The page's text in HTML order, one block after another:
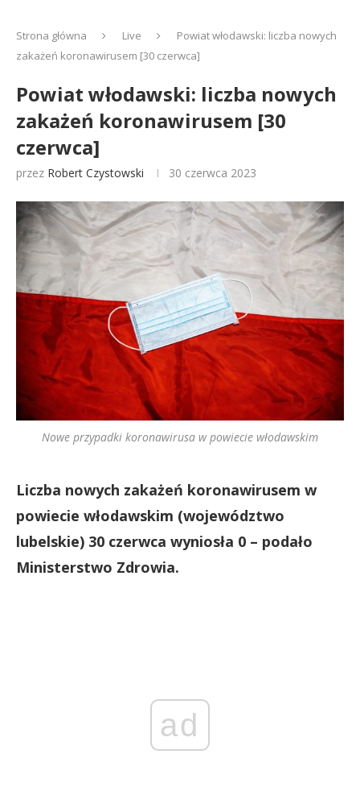
Strona główna Live
Powiat włodawski: liczba nowych
zakażeń koronawirusem [30 czerwca]
Powiat włodawski: liczba nowych
zakażeń koronawirusem [30
czerwca]
przez Robert Czystowski 30 czerwca 2023
Nowe przypadki koronawirusa w powiecie włodawskim
Liczba nowych zakażeń koronawirusem w
powiecie włodawskim (województwo
lubelskie) 30 czerwca wyniosła 0 – podało
Ministerstwo Zdrowia.
ad